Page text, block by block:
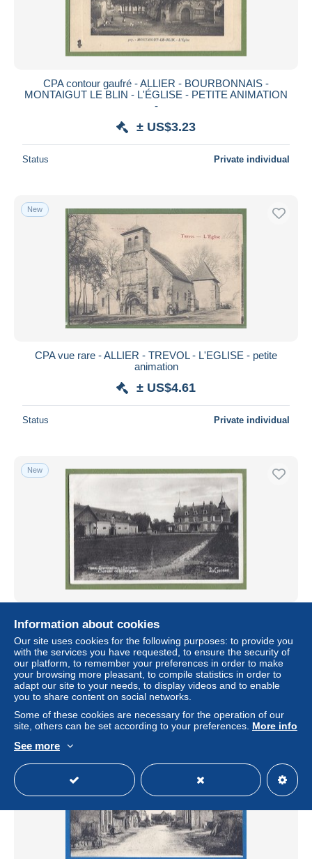
CPA contour gaufré - ALLIER - BOURBONNAIS -
MONTAIGUT LE BLIN - L'ÉGLISE - PETITE ANIMATION
-
± US$3.23
Status Private individual
New
CPA vue rare - ALLIER - TREVOL - L'EGLISE - petite
animation
± US$4.61
Status Private individual
New
CHATEAU DE LA BERGERIE - LA BERGERIE - La
Cigogne / 1266
± US$9.22
Status Private individual
Information about cookies
Our site uses cookies for the following purposes: to provide you
with the services you have requested, to ensure the security of
our platform, to remember your preferences in order to make
your browsing more pleasant, to compile statistics in order to
adapt our site to your needs, to display videos and to enable
you to share content on social networks.
Some of these cookies are necessary for the operation of our
site, others can be set according to your preferences. More info
See more